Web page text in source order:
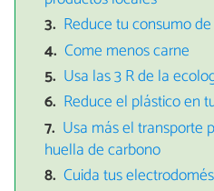
Reduce tu consumo
Come menos carne
Usa las 3 R de la
Reduce el plástico en
Usa más el transporte
huella de carbono
Cuida tus